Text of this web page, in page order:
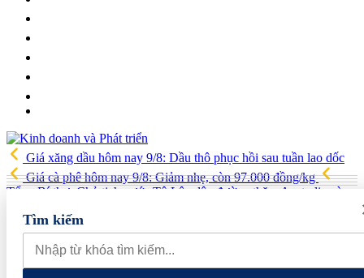
Giá xăng dầu hôm nay 9/8: Dầu thô phục hồi sau tuần lao dốc
Giá cà phê hôm nay 9/8: Giảm nhẹ, còn 97.000 đồng/kg
Tổng Bí thư, Chủ tịch nước Tô Lâm lên đường thăm Australia và
New Zealand
quan đến lĩnh vực tài chính, ngân hàng
Xử lý đến cùng các
vướng mắc, không đẩy doanh nghiệp đi vòng
Tìm kiếm